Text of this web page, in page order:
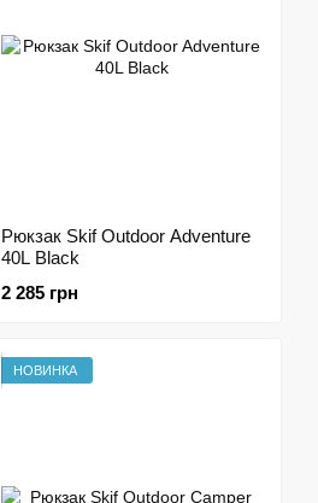
Рюкзак Skif Outdoor Adventure
40L Black
2 285 грн
НОВИНКА